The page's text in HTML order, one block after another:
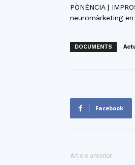
PÒNÈNCIA |
neuromàrketing
DOCUMENTS
Facebook
Article anterior